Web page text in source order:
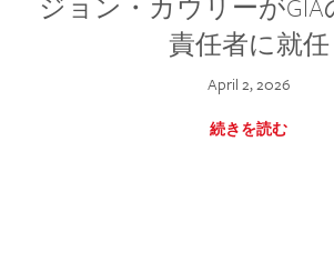
責任者に就任
April 2, 2026
続きを読む